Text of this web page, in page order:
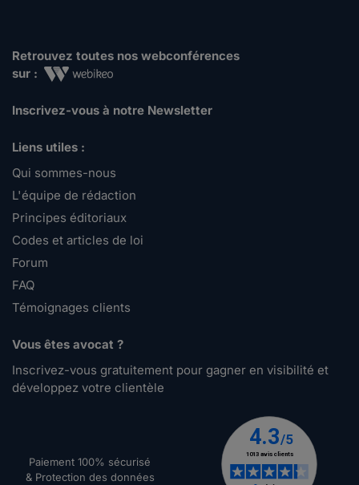
Retrouvez toutes nos webconférences
sur :
Inscrivez-vous à notre Newsletter
Liens utiles :
Qui sommes-nous
L'équipe de rédaction
Principes éditoriaux
Codes et articles de loi
Forum
FAQ
Témoignages clients
Vous êtes avocat ?
Inscrivez-vous gratuitement pour gagner en visibilité et
développez votre clientèle
Paiement 100% sécurisé
& Protection des données